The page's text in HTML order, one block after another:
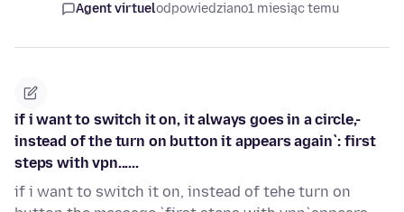
Agent virtuelodpowiedziano1 miesiąc temu
if i want to switch it on, it always goes in a circle,-
instead of the turn on button it appears again`: first
steps with vpn......
if i want to switch it on, instead of tehe turn on